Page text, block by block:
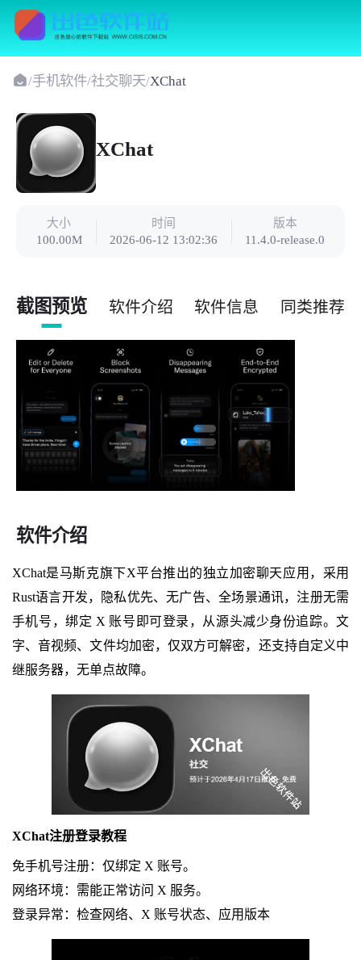
/手机软件/社交聊天/XChat
XChat
大小
100.00M
时间
2026-06-12 13:02:36
版本
11.4.0-release.0
截图预览 软件介绍 软件信息 同类推荐
软件介绍
XChat是马斯克旗下X平台推出的独立加密聊天应用，采用
Rust语言开发，隐私优先、无广告、全场景通讯，注册无需
手机号，绑定 X 账号即可登录，从源头减少身份追踪。文
字、音视频、文件均加密，仅双方可解密，还支持自定义中
继服务器，无单点故障。
XChat注册登录教程
免手机号注册：仅绑定 X 账号。
网络环境：需能正常访问 X 服务。
登录异常：检查网络、X 账号状态、应用版本